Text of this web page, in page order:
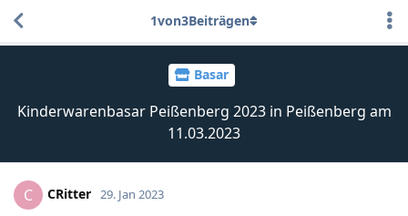
Basar
Kinderwarenbasar Peißenberg 2023 in Peißenberg am
11.03.2023
1von3Beiträgen
C CRitter 29. Jan 2023